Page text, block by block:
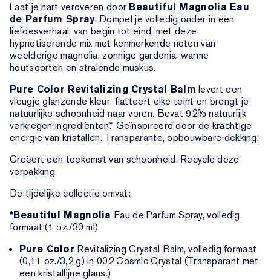
Laat je hart veroveren door Beautiful Magnolia Eau
de Parfum Spray. Dompel je volledig onder in een
liefdesverhaal, van begin tot eind, met deze
hypnotiserende mix met kenmerkende noten van
weelderige magnolia, zonnige gardenia, warme
houtsoorten en stralende muskus.
Pure Color Revitalizing Crystal Balm levert een
vleugje glanzende kleur, flatteert elke teint en brengt je
natuurlijke schoonheid naar voren. Bevat 92% natuurlijk
verkregen ingrediënten.* Geïnspireerd door de krachtige
energie van kristallen. Transparante, opbouwbare dekking.
Creëert een toekomst van schoonheid. Recycle deze
verpakking.
De tijdelijke collectie omvat:
*Beautiful Magnolia Eau de Parfum Spray, volledig
formaat (1 oz./30 ml)
Pure Color Revitalizing Crystal Balm, volledig formaat
(0,11 oz./3,2 g) in 002 Cosmic Crystal (Transparant met
een kristallijne glans.)